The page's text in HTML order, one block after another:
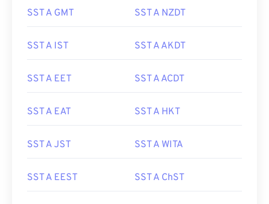
SST A GMT SST A NZDT
SST A IST SST A AKDT
SST A EET SST A ACDT
SST A EAT SST A HKT
SST A JST SST A WITA
SST A EEST SST A ChST